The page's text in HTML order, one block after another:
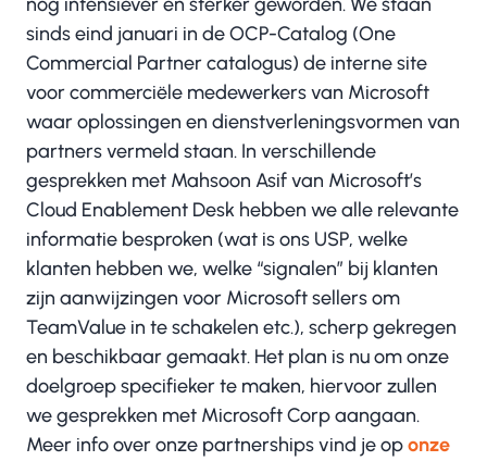
sinds eind januari in de OCP-Catalog (One
Commercial Partner catalogus) de interne site
voor commerciële medewerkers van Microsoft
waar oplossingen en dienstverleningsvormen van
partners vermeld staan. In verschillende
gesprekken met Mahsoon Asif van Microsoft’s
Cloud Enablement Desk hebben we alle relevante
informatie besproken (wat is ons USP, welke
klanten hebben we, welke “signalen” bij klanten
zijn aanwijzingen voor Microsoft sellers om
TeamValue in te schakelen etc.), scherp gekregen
en beschikbaar gemaakt. Het plan is nu om onze
doelgroep specifieker te maken, hiervoor zullen
we gesprekken met Microsoft Corp aangaan.
Meer info over onze partnerships vind je oponze